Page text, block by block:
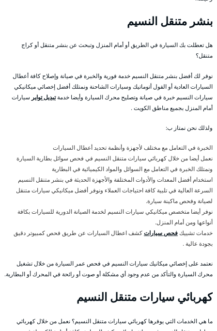
بنشر متنقل النسيم
هل تعطلت بك السيارة في الطريق أو أمام المنزل وتبحث عن بنشر متنقل أو كراج
متنقل؟
نوفر لك أفضل بنشر متنقل النسيم خدمة فورية والخبرة في صيانة وإصلاح كافة أعطال
السيارات العادية أو الفول أتوماتيك وسيارات الشاحنة ونمتلك أفضل إخصائي ميكانيكي
سيارات النسيم خبرة في صيانة وتصليح محرك السيارة وأيضا خدمةتبديل تواير سيارات
أمام المنزل بجميع مناطق الكويت .
ولذلك نحن نمتاز ب:
الخبرة في التعامل مع مختلف لأجهزة وأنظمة تحديد أعطال السيارات
نعمل أيضا من خلال كهربائي سيارات متنقل النسيم في فحص سوائل بطارية السيارة
ونمتلك الخبرة في التعامل مع السوائل والمواد الكيميائية في البطارية
استخدام أفضل المعدات والأدوات المختلفة والأجهزة الحديثة في بنشر متنقل النسيم
السرعة العالية في تلبية كافة احتياجات العملاء ونوفر أفضل ميكانيكي سيارات متنقل
لصيانة وفحص ماكينة سيارة.
نوفر أيضا متخصص ميكانيكي سيارات النسيم لخدمة الصيانة الدورية للسيارات بكافة
أنواعها ومن أمام المنزل.
خدمات تشييكفحص سياراتكشف اعطال السيارات عن طريق فحص كمبيوتر دقيق
بجودة عالية .
نعتمد على إخصائي ميكانيك سيارات النسيم في فحص عمر السيارة من خلال تشغيل
محرك السيارة والتأكد من عدم وجود أي مشكلة أو صوت أو رائحة في المحرك أو البطارية.
كهربائي سيارات متنقل النسيم
ما هي الخدمات التي يوفرها كهربائي سيارات متنقل النسيم؟ نعمل من خلال كهربائي